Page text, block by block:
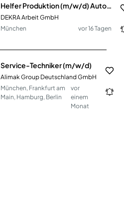
Helfer Produktion (m/w/d) Automobilzulieferer
DEKRA Arbeit GmbH
München
vor 16 Tagen
Service-Techniker (m/w/d)
Alimak Group Deutschland GmbH
München, Frankfurt am
Main, Hamburg, Berlin
vor
einem
Monat